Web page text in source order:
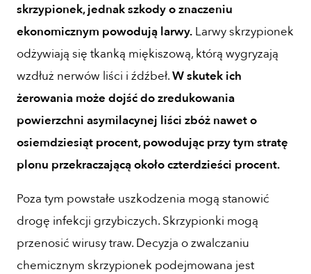
skrzypionek, jednak szkody o znaczeniu
ekonomicznym powodują larwy. Larwy skrzypionek
odżywiają się tkanką miękiszową, którą wygryzają
wzdłuż nerwów liści i źdźbeł.W skutek ich
żerowania może dojść do zredukowania
powierzchni asymilacynej liści zbóż nawet o
osiemdziesiąt procent, powodując przy tym stratę
plonu przekraczającą około czterdzieści procent.
Poza tym powstałe uszkodzenia mogą stanowić
drogę infekcji grzybiczych. Skrzypionki mogą
przenosić wirusy traw. Decyzja o zwalczaniu
chemicznym skrzypionek podejmowana jest